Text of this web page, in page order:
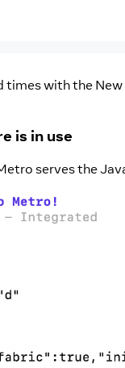
times with the
is in use
serves the